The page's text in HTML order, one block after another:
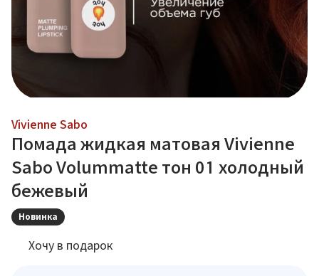
Vivienne Sabo
Помада жидкая матовая Vivienne
Sabo Volummatte тон 01 холодный
бежевый
Новинка
Хочу в подарок